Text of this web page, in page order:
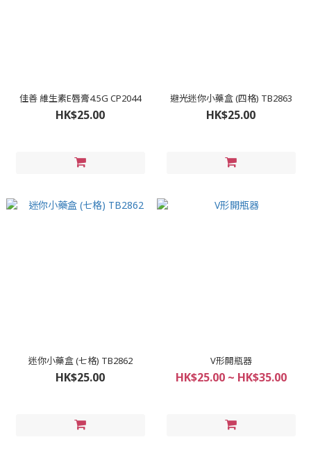
佳善 維生素E唇膏4.5G CP2044
HK$25.00
避光迷你小藥盒 (四格) TB2863
HK$25.00
迷你小藥盒 (七格) TB2862
HK$25.00
V形開瓶器
HK$25.00 ~ HK$35.00